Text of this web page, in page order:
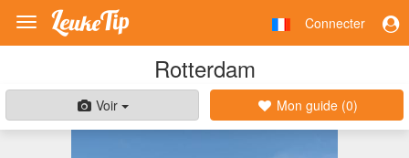
Toggle
navigation
Connecter
Rotterdam
Voir Mon guide (0)